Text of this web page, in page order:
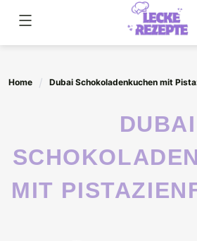
content
Home Dubai Schokoladenkuchen mit
DUBAI
MIT